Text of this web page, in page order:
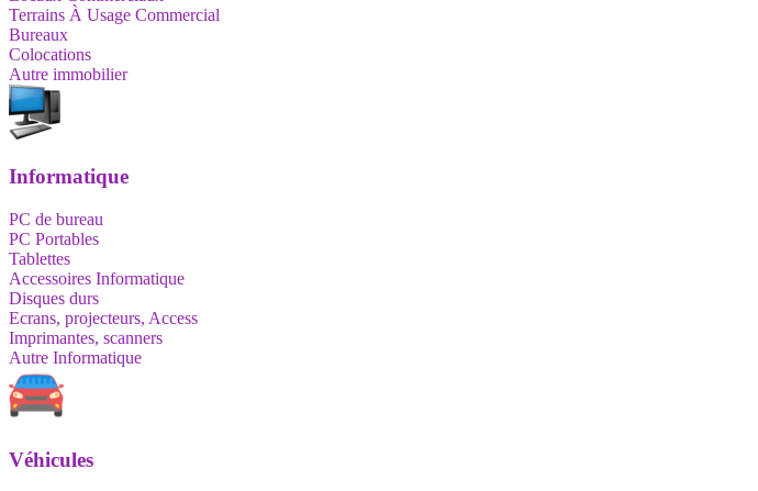
Terrains À Usage Commercial
Bureaux
Colocations
Autre immobilier
Informatique
PC de bureau
PC Portables
Tablettes
Accessoires Informatique
Disques durs
Ecrans, projecteurs, Access
Imprimantes, scanners
Autre Informatique
Véhicules